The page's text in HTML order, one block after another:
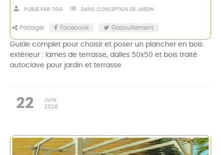
Partager Facebook Gazouillement
person PUBLIÉ PAR: TGG list DANS: CONCEPTION DE JARDIN
JUIN
22 2026
Guide complet pour choisir et poser un plancher en bois
extérieur : lames de terrasse, dalles 50x50 et bois traité
autoclave pour jardin et terrasse.